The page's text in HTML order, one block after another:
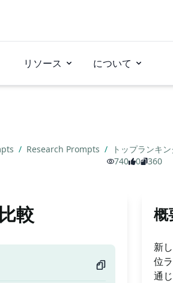
リソース について
/ Research Prompts / トップランキ
740
0 360
較 概
新
位
通